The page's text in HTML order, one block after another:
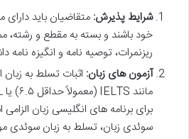
شرایط پذیرش: متقاضیان باید
خود باشند و بسته به مقطع و رشته،
ریزنمرات، توصیه نامه و انگیزه نامه
آزمون های زبان: اثبات تسلط به
برای برنامه های انگلیسی زبان
سوئدی زبان، تسلط به زبان سوئدی